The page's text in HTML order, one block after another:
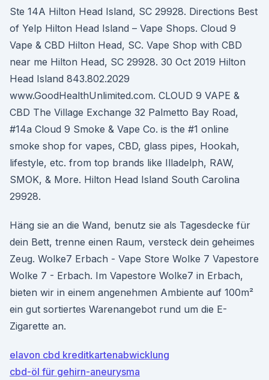
Ste 14A Hilton Head Island, SC 29928. Directions Best
of Yelp Hilton Head Island – Vape Shops. Cloud 9
Vape & CBD Hilton Head, SC. Vape Shop with CBD
near me Hilton Head, SC 29928. 30 Oct 2019 Hilton
Head Island 843.802.2029
www.GoodHealthUnlimited.com. CLOUD 9 VAPE &
CBD The Village Exchange 32 Palmetto Bay Road,
#14a Cloud 9 Smoke & Vape Co. is the #1 online
smoke shop for vapes, CBD, glass pipes, Hookah,
lifestyle, etc. from top brands like Illadelph, RAW,
SMOK, & More. Hilton Head Island South Carolina
29928.
Häng sie an die Wand, benutz sie als Tagesdecke für
dein Bett, trenne einen Raum, versteck dein geheimes
Zeug. Wolke7 Erbach - Vape Store Wolke 7 Vapestore
Wolke 7 - Erbach. Im Vapestore Wolke7 in Erbach,
bieten wir in einem angenehmen Ambiente auf 100m²
ein gut sortiertes Warenangebot rund um die E-
Zigarette an.
elavon cbd kreditkartenabwicklung
cbd-öl für gehirn-aneurysma